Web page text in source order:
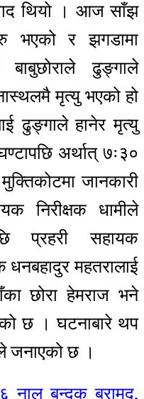
थियो । आज साँझ
भएको र झगडामा
ढुङ्गाले
मृत्यु भएको हो
ढुङ्गाले हानेर मृत्यु
अर्थात् ७ः३०
जानकारी
निरीक्षक धामीले
प्रहरी सहायक
धनबहादुर महतरालाई
छोरा हेमराज भने
छ । घटनाबारे थप
जनाएको छ ।
नाल बन्दुक बरामद,